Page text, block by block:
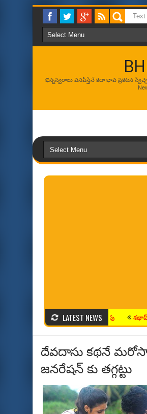
భిన్నస్వరాలు వినిపిస్తేనే కదా భావ ప్రకటన స్వేచ్ఛ
LATEST NEWS
గ్లామ‌ర్ ఫీల్డ్ నుంచి ఆధ్యాత్మిక మార్గం వైపు శభాష్
దేవదాసు కథనే
జనరేషన్ కు తగ్గట్టు